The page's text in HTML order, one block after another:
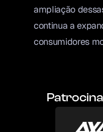
ampliação
continua a
consumidores